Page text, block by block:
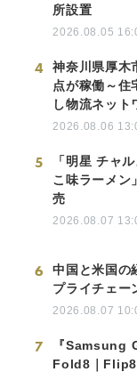
所設置
2026.08.05
4
神奈川県厚木
点が稼働～住
し物流ネット
2026.08.06
5
「明星 チャ
こ味ラーメン
売
2026.08.07
6
中国と米国の
プライチェー
2026.08.07
7
『Samsung
Fold8｜Flip8